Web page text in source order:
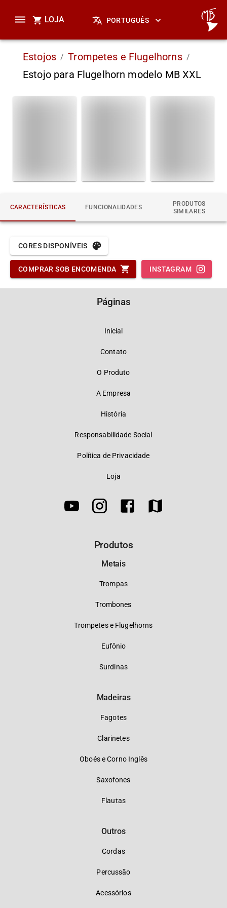
LOJA PORTUGUÊS
Estojos / Trompetes e Flugelhorns /
Estojo para Flugelhorn modelo MB XXL
CARACTERÍSTICAS FUNCIONALIDADES
PRODUTOS
SIMILARES
CORES DISPONÍVEIS
COMPRAR SOB ENCOMENDA INSTAGRAM
Páginas
Inicial
Contato
O Produto
A Empresa
História
Responsabilidade Social
Política de Privacidade
Loja
Produtos
Metais
Trompas
Trombones
Trompetes e Flugelhorns
Eufônio
Surdinas
Madeiras
Fagotes
Clarinetes
Oboés e Corno Inglês
Saxofones
Flautas
Outros
Cordas
Percussão
Acessórios